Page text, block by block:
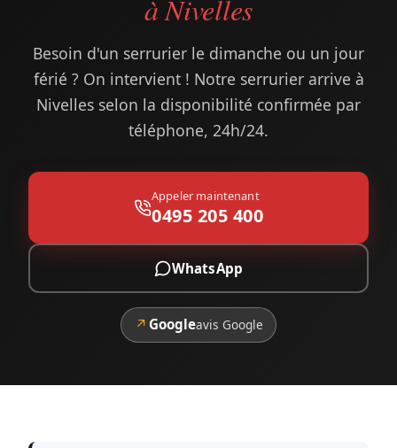
à Nivelles
Besoin d'un serrurier le dimanche ou un jour
férié ? On intervient ! Notre serrurier arrive à
Nivelles selon la disponibilité confirmée par
téléphone, 24h/24.
Appeler maintenant
0495 205 400
WhatsApp
↗ Googleavis Google